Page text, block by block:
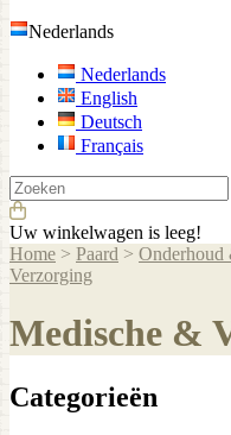
Nederlands
Nederlands
English
Deutsch
Français
Uw winkelwagen is leeg!
Home > Paard > Onderhoud
Verzorging
Medische &
Categorieën